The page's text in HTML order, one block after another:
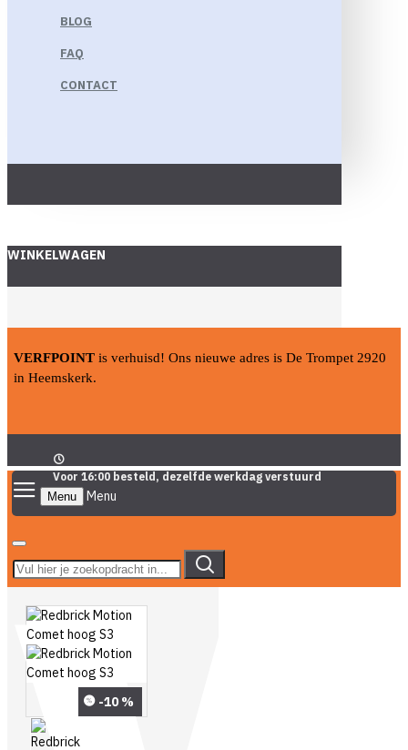
BLOG
FAQ
CONTACT
WINKELWAGEN
VERFPOINT is verhuisd! Ons nieuwe adres is De Trompet 2920
in Heemskerk.
Voor 16:00 besteld, dezelfde werkdag verstuurd
Menu
-10 %